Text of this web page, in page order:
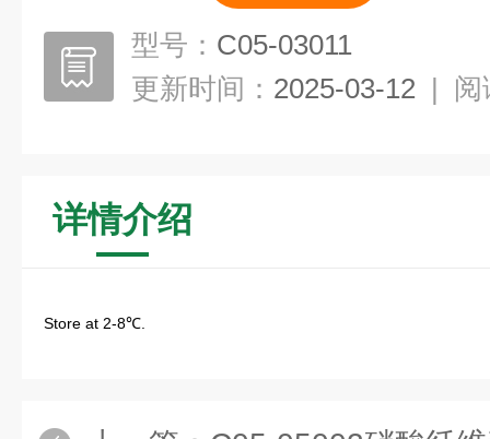
型号： C05-03011
更新时间： 2025-03-12 | 阅
详情介绍
Store at 2-8℃.